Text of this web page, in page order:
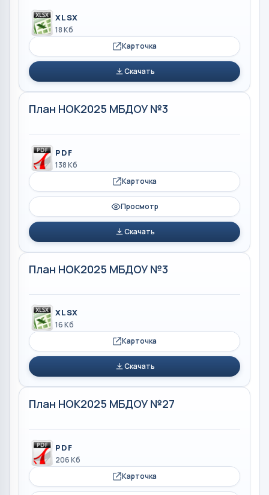
XLSX
18 Кб
Карточка
Скачать
План НОК2025 МБДОУ №3
PDF
138 Кб
Карточка
Просмотр
Скачать
План НОК2025 МБДОУ №3
XLSX
16 Кб
Карточка
Скачать
План НОК2025 МБДОУ №27
PDF
206 Кб
Карточка